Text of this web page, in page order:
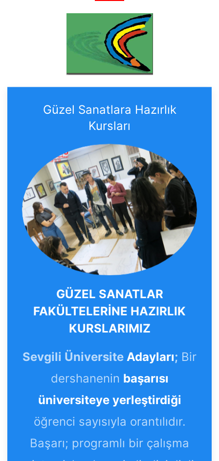
Güzel Sanatlara Hazırlık
Kursları
GÜZEL SANATLAR
FAKÜLTELERİNE HAZIRLIK
KURSLARIMIZ
Sevgili Üniversite Adayları; Bir
dershanenin başarısı
üniversiteye yerleştirdiği
öğrenci sayısıyla orantılıdır.
Başarı; programlı bir çalışma